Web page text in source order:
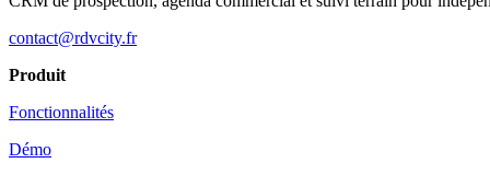
contact@rdvcity.fr
Produit
Fonctionnalités
Démo